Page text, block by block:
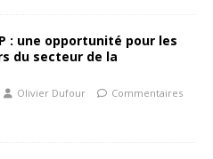
: une opportunité pour les
du secteur de la
Olivier Dufour
Commentaires